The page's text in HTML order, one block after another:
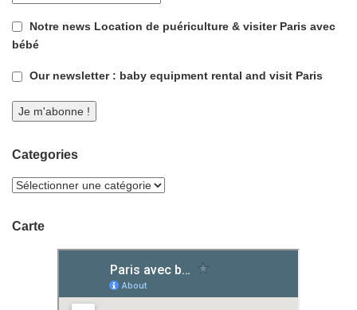
Notre news Location de puériculture & visiter Paris avec
bébé
Our newsletter : baby equipment rental and visit Paris
Categories
Carte